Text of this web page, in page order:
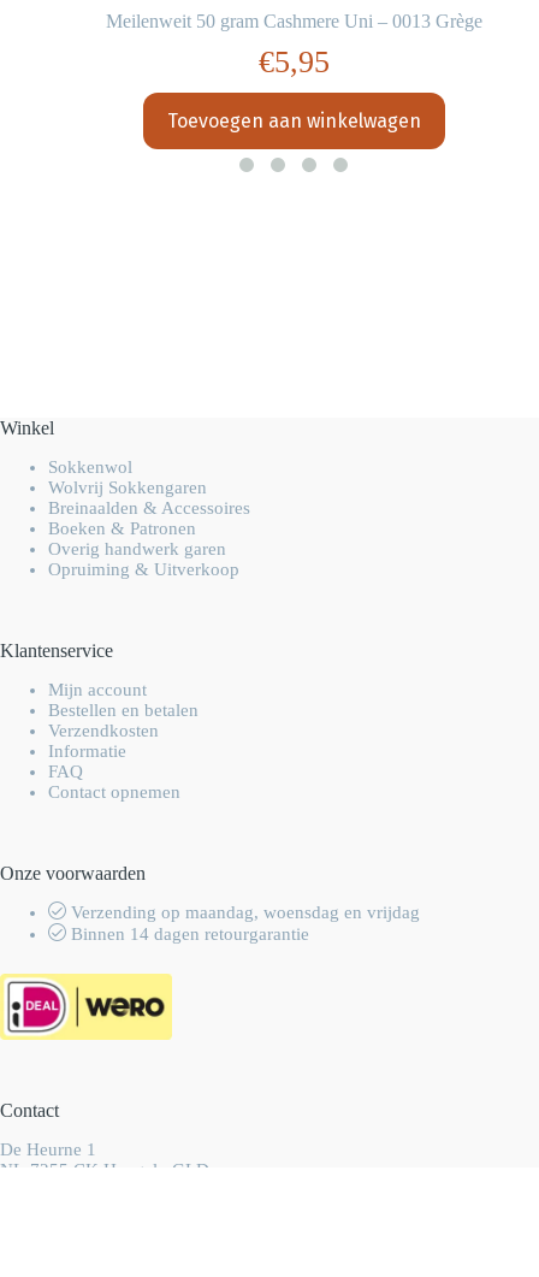
Meilenweit 50 gram Cashmere Uni – 0013 Grège
€5,95
Toevoegen aan winkelwagen
Winkel
Sokkenwol
Wolvrij Sokkengaren
Breinaalden & Accessoires
Boeken & Patronen
Overig handwerk garen
Opruiming & Uitverkoop
Klantenservice
Mijn account
Bestellen en betalen
Verzendkosten
Informatie
FAQ
Contact opnemen
Onze voorwaarden
Verzending op maandag, woensdag en vrijdag
Binnen 14 dagen retourgarantie
Contact
De Heurne 1
NL-7255 CK Hengelo GLD